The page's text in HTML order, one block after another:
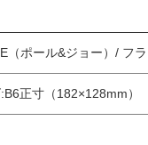
（ポール&ジョー）/ フ
正寸（182×128mm）